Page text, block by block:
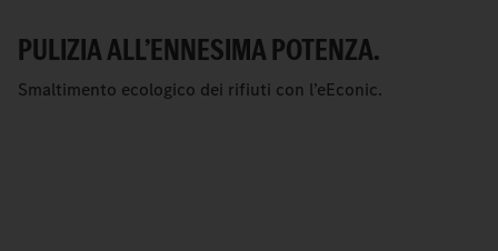
PULIZIA ALL’ENNESIMA POTENZA.
Smaltimento ecologico dei rifiuti con l’eEconic.